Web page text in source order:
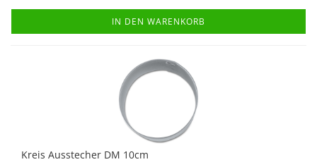
IN DEN WARENKORB
Kreis Ausstecher DM 10cm